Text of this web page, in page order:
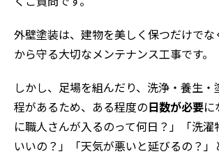
外壁塗装は、建物を美しく保つだけでな
から守る大切なメンテナンス工事です。
しかし、足場を組んだり、洗浄・養生・
程があるため、ある程度の 日数が必要に
に職人さんが入るのって何日？」「洗濯
いいの？」「天気が悪いと延びるの？」